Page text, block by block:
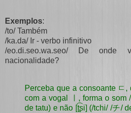
Exemplos:
/to/ Também
/ka.da/ Ir - verbo infinitivo
/eo.di.seo.wa.seo/ De onde
nacionalidade?
Perceba que a consoante ㄷ
com a vogal ㅣ, forma o som
de tatu) e não [ʈ͡ʂi] (/tchi/ /チ/